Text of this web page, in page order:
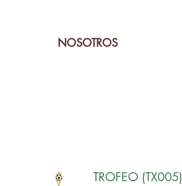
NOSOTROS
TROFEO (TX005)